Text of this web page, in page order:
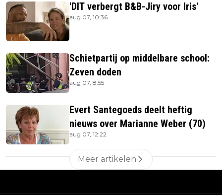
'DIT verbergt B&B-Jiry voor Iris'
aug 07, 10:36
Schietpartij op middelbare school:
Zeven doden
aug 07, 8:55
Evert Santegoeds deelt heftig
nieuws over Marianne Weber (70)
aug 07, 12:22
Meer artikelen